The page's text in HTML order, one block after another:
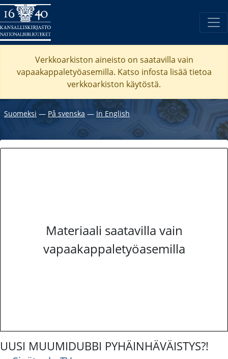
Verkkoarkiston aineisto on saatavilla vain
vapaakappaletyöasemilla. Katso infosta lisää tietoa
verkkoarkiston käytöstä.
Suomeksi ― På svenska ― In English
Materiaali saatavilla vain
vapaakappaletyöasemilla
UUSI MUUMIDUBBI PYHÄINHÄVÄISTYS?!